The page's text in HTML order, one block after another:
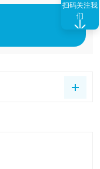
扫码关注我
们